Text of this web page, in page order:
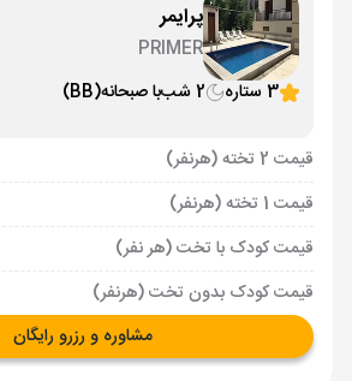
پرایمر
PRIMER
3 ستاره
2 شب با صبحانه(BB)
قیمت 2 تخته (هرنفر)
قیمت 1 تخته (هرنفر)
قیمت کودک با تخت (هر نفر)
قیمت کودک بدون تخت (هرنفر)
مشاوره و رزرو رایگان